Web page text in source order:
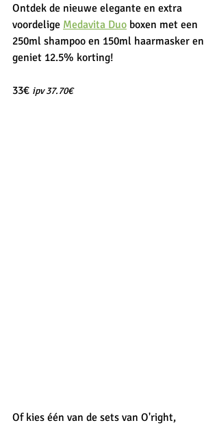
Ontdek de nieuwe elegante en extra
voordelige Medavita Duo boxen met een
250ml shampoo en 150ml haarmasker en
geniet 12.5% korting!
33€ ipv 37.70€
Of kies één van de sets van O'right,